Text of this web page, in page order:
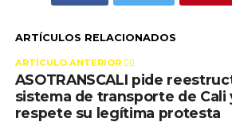
ARTÍCULOS RELACIONADOS
ARTÍCULO ANTERIOR 👉🏻
ASOTRANSCALI pide
sistema de transporte de Cali
respete su legítima protesta